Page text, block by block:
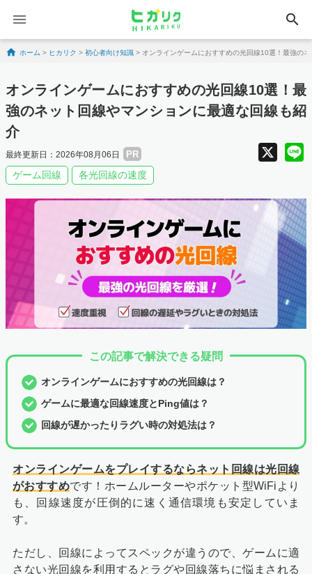
search
Skip to content
ホーム > ヒカリク > 初心者向け知識 > オンラインゲームにおすすめの光回線10選！最強の
オンラインゲームにおすすめの光回線10選！最
強のネット回線やマンションに最適な回線も紹
介
最終更新日：2026年08月06日 PR X
ゲーム回線 各光回線の速度
この記事で解決できる疑問
オンラインゲームにおすすめの光回線は？
ゲームに最適な回線速度とPing値は？
回線が遅かったりラグい時の対処法は？
オンラインゲームをプレイするならネット回線は光回線
がおすすめです！ホームルーターやポケット型WiFiより
も、回線速度が圧倒的に速く通信環境も安定していま
す。
ただし、回線によってスペックが違うので、ゲームに適
さない光回線を利用するとラグや回線落ちに悩まされる